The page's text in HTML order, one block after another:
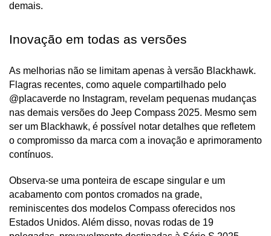
demais.
Inovação em todas as versões
As melhorias não se limitam apenas à versão Blackhawk.
Flagras recentes, como aquele compartilhado pelo
@placaverde no Instagram, revelam pequenas mudanças
nas demais versões do Jeep Compass 2025. Mesmo sem
ser um Blackhawk, é possível notar detalhes que refletem
o compromisso da marca com a inovação e aprimoramento
contínuos.
Observa-se uma ponteira de escape singular e um
acabamento com pontos cromados na grade,
reminiscentes dos modelos Compass oferecidos nos
Estados Unidos. Além disso, novas rodas de 19